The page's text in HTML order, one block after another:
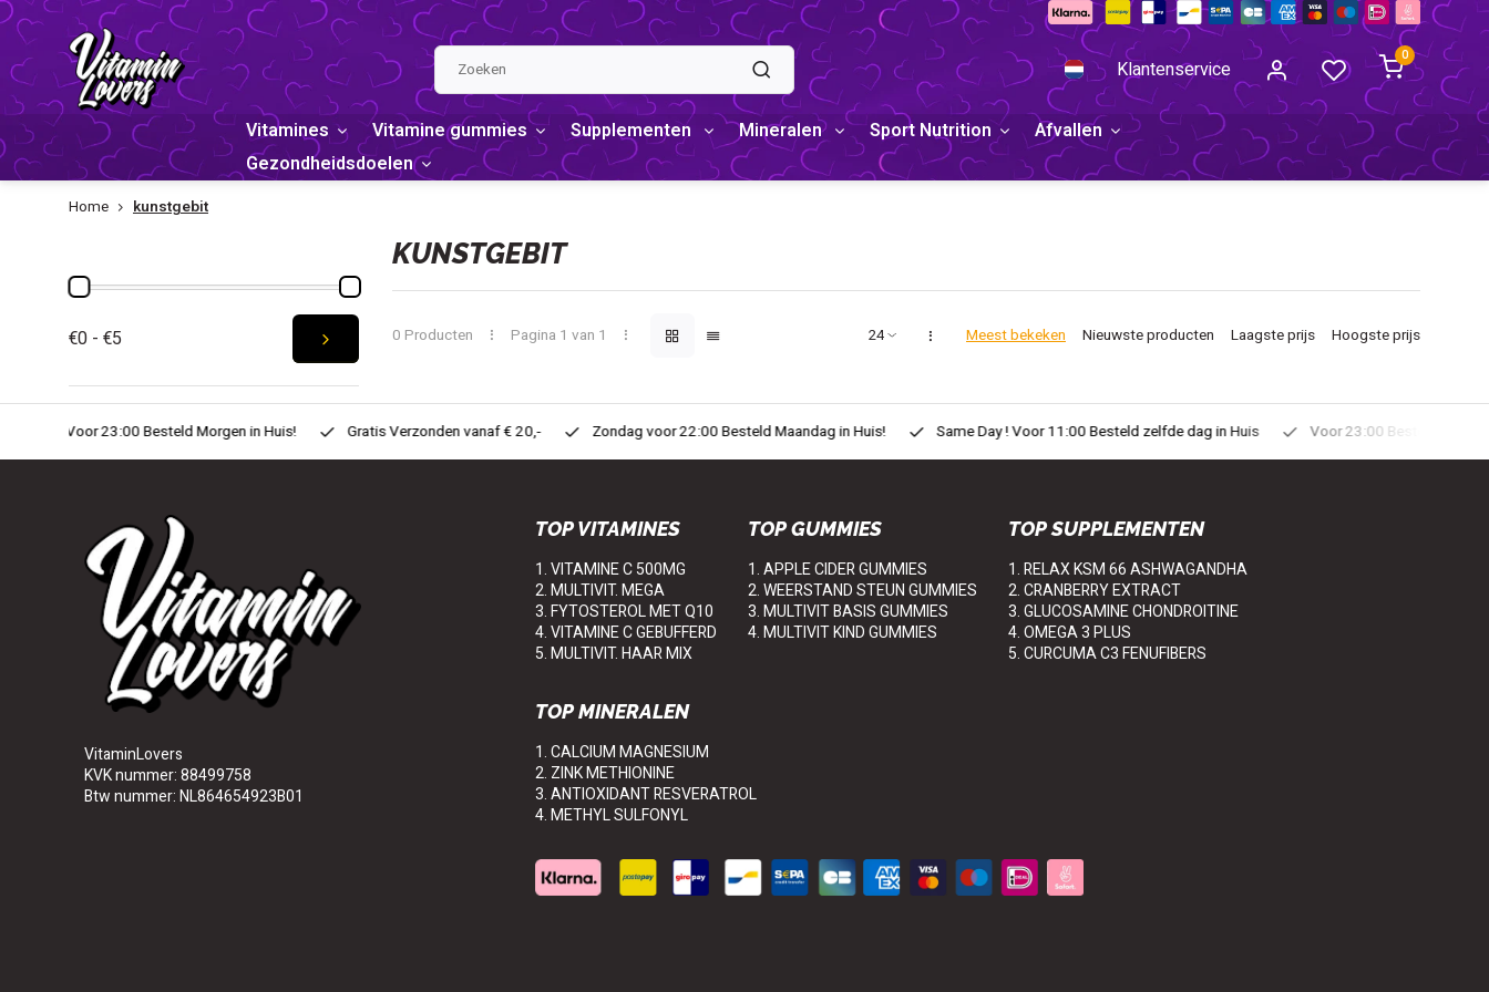
Klantenservice
0
Vitamines Vitamine gummies Supplementen Mineralen Sport Nutrition
Afvallen
Gezondheidsdoelen
Home kunstgebit
€0 - €5
KUNSTGEBIT
0 Producten Pagina 1 van 1 Meest bekeken Nieuwste producten Laagste prijs Hoogste prijs
Gratis Verzonden vanaf € 20,- Zondag voor 22:00 Besteld Maandag in Huis! Same Day ! Voor 11:00 Besteld zelfde dag in Huis Voor 23:00 Besteld Morgen in Huis! Gratis Verzonden
VitaminLovers
KVK nummer: 88499758
Btw nummer: NL864654923B01
TOP VITAMINES
1. VITAMINE C 500MG
2. MULTIVIT. MEGA
3. FYTOSTEROL MET Q10
4. VITAMINE C GEBUFFERD
5. MULTIVIT. HAAR MIX
TOP GUMMIES
1. APPLE CIDER GUMMIES
2. WEERSTAND STEUN GUMMIES
3. MULTIVIT BASIS GUMMIES
4. MULTIVIT KIND GUMMIES
TOP SUPPLEMENTEN
1. RELAX KSM 66 ASHWAGANDHA
2. CRANBERRY EXTRACT
3. GLUCOSAMINE CHONDROITINE
4. OMEGA 3 PLUS
5. CURCUMA C3 FENUFIBERS
TOP MINERALEN
1. CALCIUM MAGNESIUM
2. ZINK METHIONINE
3. ANTIOXIDANT RESVERATROL
4. METHYL SULFONYL